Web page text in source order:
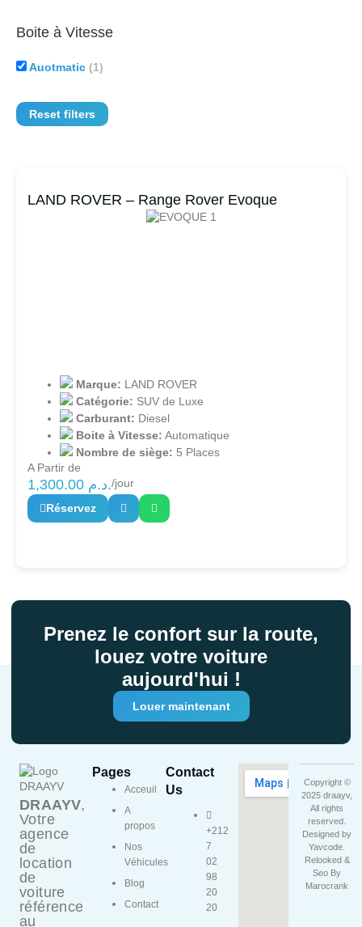
Boite à Vitesse
Auotmatic (1)
Reset filters
LAND ROVER – Range Rover Evoque
Marque: LAND ROVER
Catégorie: SUV de Luxe
Carburant: Diesel
Boite à Vitesse: Automatique
Nombre de siège: 5 Places
A Partir de
1,300.00 د.م./jour
Réservez
Prenez le confort sur la route,
louez votre voiture
aujourd'hui !
Louer maintenant
DRAAYV,
Votre
agence
de
location
de
voiture
référence
au
Pages
Acceuil
A
propos
Nos
Véhicules
Blog
Contact
Contact
Us
+212
7
02
98
20
20
Copyright ©
2025 draayv,
All rights
reserved.
Designed by
Yavcode
Relooked &
Seo By
Marocrank